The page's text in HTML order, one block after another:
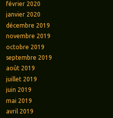
février 2020
janvier 2020
décembre 2019
novembre 2019
octobre 2019
septembre 2019
août 2019
juillet 2019
juin 2019
mai 2019
avril 2019